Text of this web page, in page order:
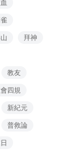
拜神
教友
四規
新紀元
普救論